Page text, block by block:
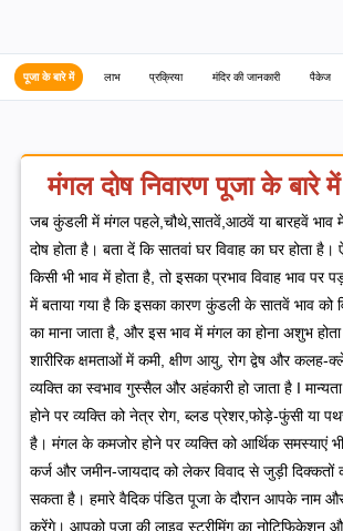
पूजा के बारे में लाभ प्रक्रिया मंदिर की जानकारी पैकेज
मंगल दोष निवारण पूजा के बारे में
जब कुंडली में मंगल पहले,चौथे,सातवें,आठवें या बारहवें भाव में
दोष होता है। बता दें कि सातवां घर विवाह का घर होता
किसी भी भाव में होता है, तो इसका प्रभाव विवाह भाव पर
में बताया गया है कि इसका कारण कुंडली के सातवें भाव को
का माना जाता है, और इस भाव में मंगल का होना अशुभ
शारीरिक क्षमताओं में कमी, क्षीण आयु, रोग द्वेष और कलह-
व्यक्ति का स्वभाव गुस्सैल और अहंकारी हो जाता है I
होने पर व्यक्ति को नेत्र रोग, ब्लड प्रेशर,फोड़े-फुंसी या
है। मंगल के कमजोर होने पर व्यक्ति को आर्थिक समस्याएं
कर्ज और जमीन-जायदाद को लेकर विवाद से जुड़ी दिक्कतों
सकता है। हमारे वैदिक पंडित पूजा के दौरान आपके नाम
करेंगे। आपको पूजा की लाइव स्ट्रीमिंग का नोटिफिकेशन और